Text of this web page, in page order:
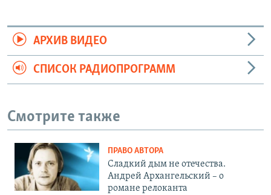
АРХИВ ВИДЕО
СПИСОК РАДИОПРОГРАММ
Смотрите также
ПРАВО АВТОРА
Сладкий дым не отечества.
Андрей Архангельский – о
романе релоканта